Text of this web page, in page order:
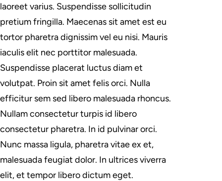
laoreet varius. Suspendisse sollicitudin
pretium fringilla. Maecenas sit amet est eu
tortor pharetra dignissim vel eu nisi. Mauris
iaculis elit nec porttitor malesuada.
Suspendisse placerat luctus diam et
volutpat. Proin sit amet felis orci. Nulla
efficitur sem sed libero malesuada rhoncus.
Nullam consectetur turpis id libero
consectetur pharetra. In id pulvinar orci.
Nunc massa ligula, pharetra vitae ex et,
malesuada feugiat dolor. In ultrices viverra
elit, et tempor libero dictum eget.